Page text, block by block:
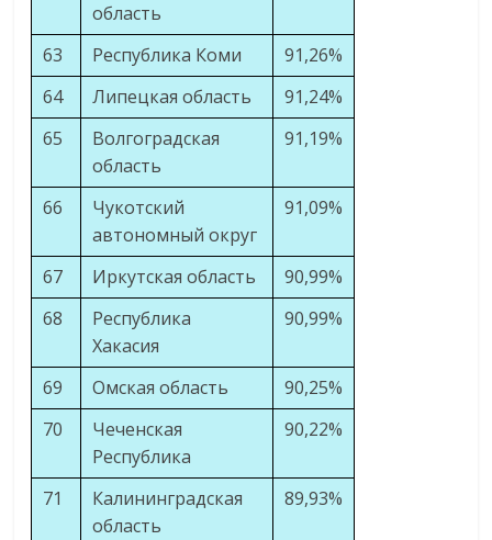
область
63 Республика Коми
91,26%
64
Липецкая область
91,24%
65
Волгоградская
область
91,19%
66
Чукотский
автономный округ
91,09%
67 Иркутская область
90,99%
68
Республика
Хакасия
90,99%
69 Омская область
90,25%
70
Чеченская
Республика
90,22%
71
Калининградская
область
89,93%